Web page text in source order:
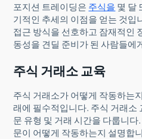
포지션 트레이딩은 주식을 몇 달
기적인 추세의 이점을 얻는 것입
접근 방식을 선호하고 잠재적인
동성을 견딜 준비가 된 사람들에
주식 거래소 교육
주식 거래소가 어떻게 작동하는
래에 필수적입니다. 주식 거래소
문 유형 및 거래 시간을 다룹니
문이 어떻게 작동하는지 설명합